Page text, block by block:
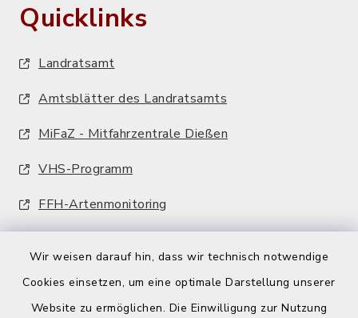
Wir weisen darauf hin, dass wir technisch notwendige
Cookies einsetzen, um eine optimale Darstellung unserer
Website zu ermöglichen. Die Einwilligung zur Nutzung
Quicklinks
Landratsamt
Amtsblätter des Landratsamts
MiFaZ - Mitfahrzentrale Dießen
VHS-Programm
FFH-Artenmonitoring